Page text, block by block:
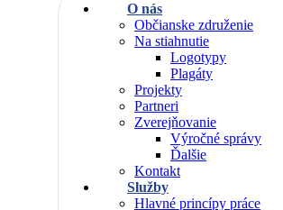
O nás
Občianske združenie
Na stiahnutie
Logotypy
Plagáty
Projekty
Partneri
Zverejňovanie
Výročné správy
Ďalšie
Kontakt
Služby
Hlavné princípy práce